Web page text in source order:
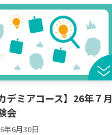
デミアコース】26年７月
会
年6月30日